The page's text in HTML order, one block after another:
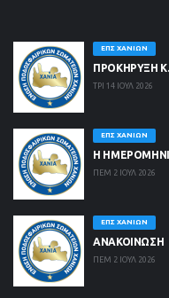
ΕΠΣ ΧΑΝΊΩΝ
ΠΡΟΚΗΡΥΞΗ
ΤΡΙ 14 ΙΟΥΛ 2026
ΕΠΣ ΧΑΝΊΩΝ
Η
ΠΕΜ 2 ΙΟΥΛ 2026
ΕΠΣ ΧΑΝΊΩΝ
ΑΝΑΚΟΙΝΩΣΗ
ΠΕΜ 2 ΙΟΥΛ 2026